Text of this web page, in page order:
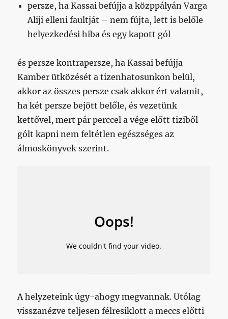
persze, ha Kassai befújja a közppályán Varga
Aliji elleni faultját – nem fújta, lett is belőle
helyezkedési hiba és egy kapott gól
és persze kontrapersze, ha Kassai befújja
Kamber ütközését a tizenhatosunkon belül,
akkor az összes persze csak akkor ért valamit,
ha két persze bejött belőle, és vezetünk
kettővel, mert pár perccel a vége előtt tiziből
gólt kapni nem feltétlen egészséges az
álmoskönyvek szerint.
A helyzeteink úgy-ahogy megvannak. Utólag
visszanézve teljesen félresiklott a meccs előtti